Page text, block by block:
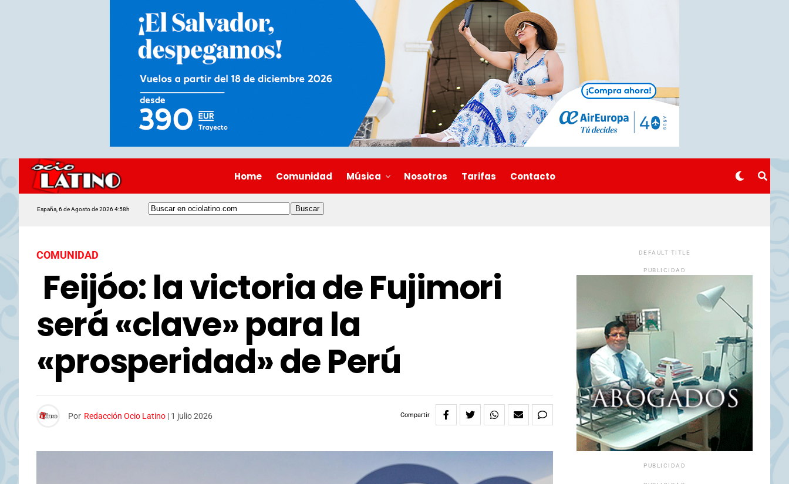
Home Comunidad Música Nosotros Tarifas Contacto
España, 6 de Agosto de 2026 4:58h
COMUNIDAD
Feijóo: la victoria de Fujimori
será «clave» para la
«prosperidad» de Perú
Por Redacción Ocio Latino | 1 julio 2026 Compartir
DEFAULT TITLE
PUBLICIDAD
PUBLICIDAD